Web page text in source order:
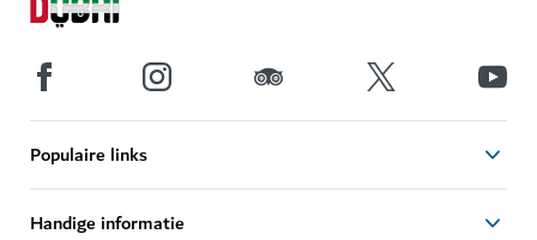
Populaire links
Handige informatie